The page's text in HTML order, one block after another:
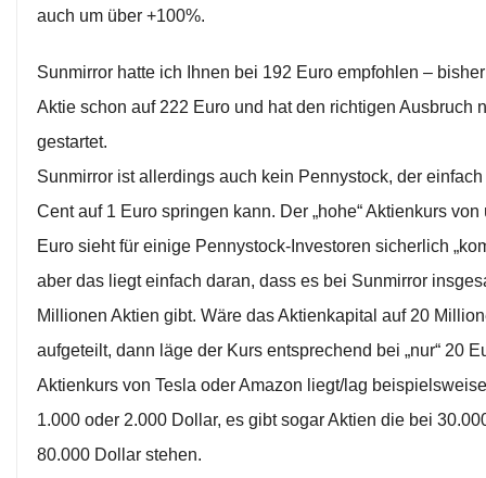
auch um über +100%.
Sunmirror hatte ich Ihnen bei 192 Euro empfohlen –
Aktie schon auf 222 Euro und hat den richtigen Ausbruch
gestartet.
Sunmirror ist allerdings auch kein Pennystock, der
Cent auf 1 Euro springen kann. Der „hohe“ Aktienkurs von
Euro sieht für einige Pennystock-Investoren sicherlich
aber das liegt einfach daran, dass es bei Sunmirror
Millionen Aktien gibt. Wäre das Aktienkapital auf 20
aufgeteilt, dann läge der Kurs entsprechend bei „nur“ 20
Aktienkurs von Tesla oder Amazon liegt/lag
1.000 oder 2.000 Dollar, es gibt sogar Aktien die bei
80.000 Dollar stehen.